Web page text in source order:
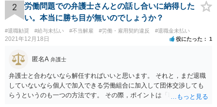
（中小企業について、事業活動が停止し、再開する見込みがなく、賃
金支払能力がない場合） → 労働基準監督署長の認定が必要。 (2) 労働
者が、倒産について裁判所への申立て等（法律上の倒産の場合）又は
労働基準監督署への認定申請（事実上の倒産の場合）が行われた日の
６か月前の日から２年の間に退職した者であること 事実上の倒産の場
合、そもそも、労働基準監督署長の認定を要するため、申請•認定に相
応の時間を要します。また、事業活動の停止•再開見込み等につき会社
側の抵抗が予想され、認定に至らない事態も想定されます。 また、労
働基準監督署へ申告なされているとのことですが、労働基準監督署が
行うのは、原則として、会社への指導や是正勧告のため、未払い賃金
の支払いを会社に強制する措置までは行うことができないという実情
2
労働問題での弁護士さんとの話し合いに納得した
い。本当に勝ち目が無いのでしょうか？
#退職勧奨 #給与未払い #不当解雇 #労働・雇用契約違反 #退職金未払い
2021年12月18日 役にたった 1
匿名A 弁護士
弁護士と合わないなら解任すればいいと思います。 それと，まだ退職
していないなら個人で加入できる労働組合に加入して団体交渉しても
らうというのも一つの方法です。 その際，ポイントは「職場復帰の労